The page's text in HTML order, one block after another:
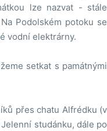
lze nazvat - stále
Podolském potoku se
vodní elektrárny.
setkat s památnými
přes chatu Alfrédku (v
studánku, dále po